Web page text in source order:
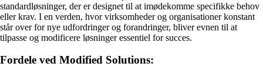
standardløsninger, der er designet til at imødekomme specifikke behov
eller krav. I en verden, hvor virksomheder og organisationer konstant
står over for nye udfordringer og forandringer, bliver evnen til at
tilpasse og modificere løsninger essentiel for succes.
Fordele ved Modified Solutions: